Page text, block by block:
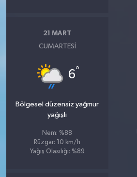
21 MART
CUMARTESI
6°
Bölgesel düzensiz yağmur
yağışlı
Nem: %88
Rüzgar: 10 km/h
Yağış Olasılığı: %89